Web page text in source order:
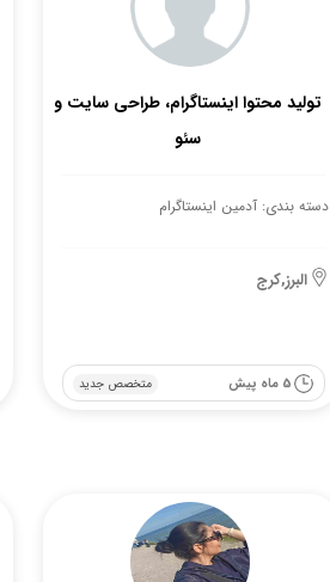
تولید محتوا اینستاگرام، طراحی سایت و
سئو
دسته بندی: آدمین اینستاگرام
البرز,کرج
متخصص جدید 5 ماه پیش